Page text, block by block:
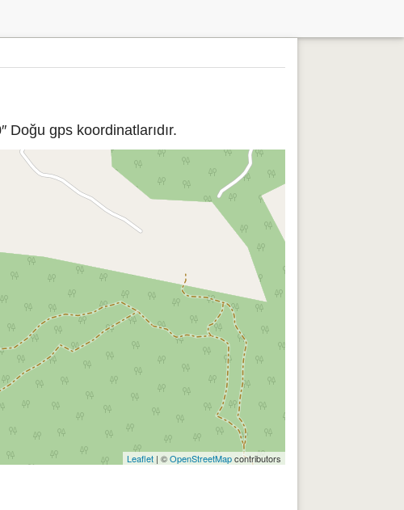
Doğu gps koordinatlarıdır.
Leaflet | ©OpenStreetMapcontributors